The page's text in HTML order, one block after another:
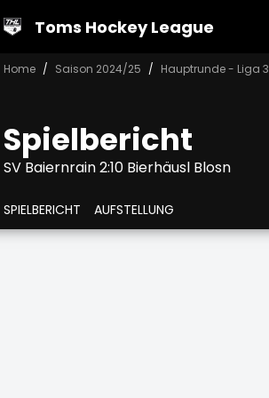
Toms Hockey League
Home Saison 2024/25 Hauptrunde - Liga 3
Spielbericht
SV Baiernrain 2:10 Bierhäusl Blosn
SPIELBERICHT AUFSTELLUNG